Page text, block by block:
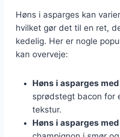
Høns i asparges kan
hvilket gør det til en ret,
kedelig. Her er nogle
kan overveje:
Høns i asparges
sprødstegt bacon for
tekstur.
Høns i asparges